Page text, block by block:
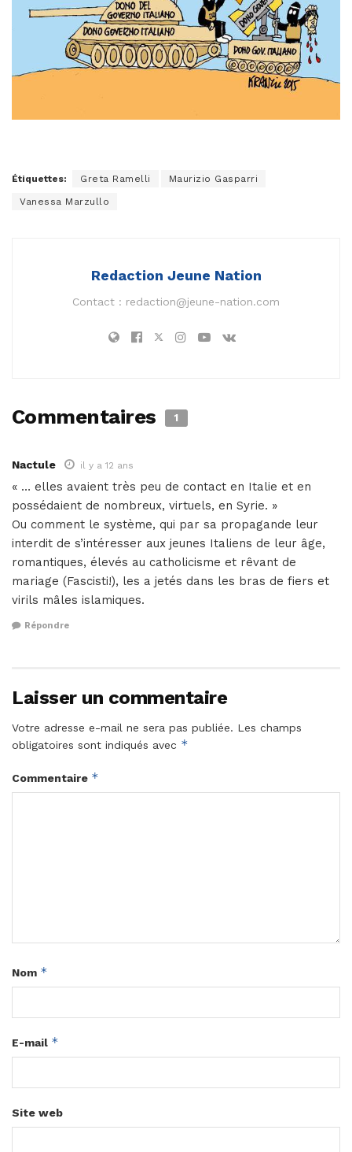
Étiquettes: Greta Ramelli Maurizio Gasparri
Vanessa Marzullo
Redaction Jeune Nation
Contact : redaction@jeune-nation.com
Commentaires 1
Nactule il y a 12 ans
« … elles avaient très peu de contact en Italie et en
possédaient de nombreux, virtuels, en Syrie. »
Ou comment le système, qui par sa propagande leur
interdit de s’intéresser aux jeunes Italiens de leur âge,
romantiques, élevés au catholicisme et rêvant de
mariage (Fascisti!), les a jetés dans les bras de fiers et
virils mâles islamiques.
Répondre
Laisser un commentaire
Votre adresse e-mail ne sera pas publiée. Les champs
obligatoires sont indiqués avec *
Commentaire *
Nom *
E-mail *
Site web